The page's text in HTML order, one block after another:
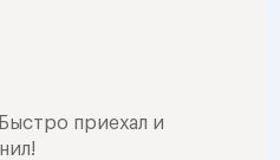
приехал и